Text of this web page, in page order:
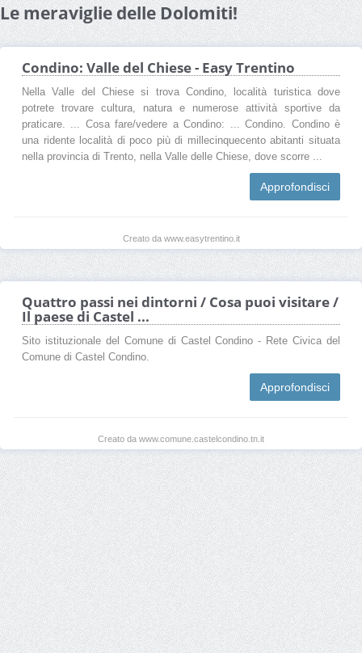
Le meraviglie delle Dolomiti!
Condino: Valle del Chiese - Easy Trentino
Nella Valle del Chiese si trova Condino, località turistica dove
potrete trovare cultura, natura e numerose attività sportive da
praticare. ... Cosa fare/vedere a Condino: ... Condino. Condino è
una ridente località di poco più di millecinquecento abitanti situata
nella provincia di Trento, nella Valle delle Chiese, dove scorre ...
Approfondisci
Creato da www.easytrentino.it
Quattro passi nei dintorni / Cosa puoi visitare /
Il paese di Castel ...
Sito istituzionale del Comune di Castel Condino - Rete Civica del
Comune di Castel Condino.
Approfondisci
Creato da www.comune.castelcondino.tn.it